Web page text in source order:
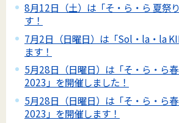
8月12日（土）は「そ・ら・ら 夏祭
す！
7月2日（日曜日）は「Sol・la・la
ます！
5月28日（日曜日）は「そ・ら・ら
2023」を開催しました！
5月28日（日曜日）は「そ・ら・ら
2023」を開催します！